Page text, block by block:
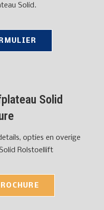
Solid.
Solid
opties en overige
Rolstoellift